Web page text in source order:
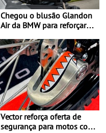
Chegou o blusão Glandon
Air da BMW para reforçar
verão
Vector reforça oferta de
segurança para motos com